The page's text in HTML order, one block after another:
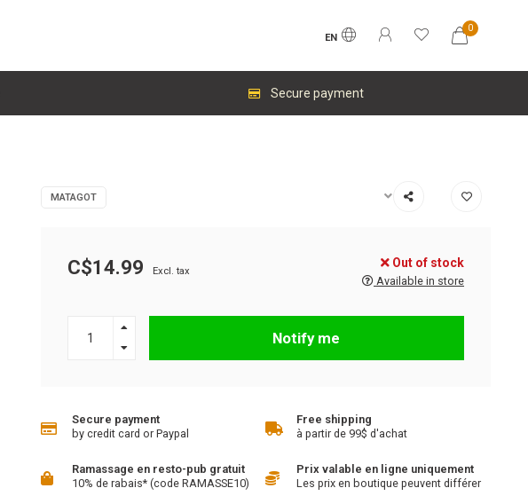
EN
0
Secure payment
MATAGOT
C$14.99 Excl. tax
Out of stock
Available in store
Notify me
Secure payment
by credit card or Paypal
Free shipping
à partir de 99$ d'achat
Ramassage en resto-pub gratuit
10% de rabais* (code RAMASSE10)
Prix valable en ligne uniquement
Les prix en boutique peuvent différer